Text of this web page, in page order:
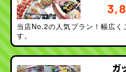
当店No.2の人気プラン！幅広く
す。
ガ